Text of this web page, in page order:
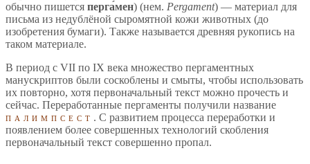
обычно пишется перга́мен) (нем. Pergament) — материал для
письма из недублёной сыромятной кожи животных (до
изобретения бумаги). Также называется древняя рукопись на
таком материале.
В период с VII по IX века множество пергаментных
манускриптов были соскоблены и смыты, чтобы использовать
их повторно, хотя первоначальный текст можно прочесть и
сейчас. Переработанные пергаменты получили название
палимпсест . С развитием процесса переработки и
появлением более совершенных технологий скобления
первоначальный текст совершенно пропал.